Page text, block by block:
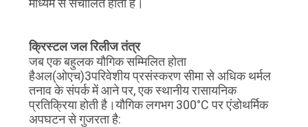
नीतिमाध्यम से संचालित होता है।
क्रिस्टल जल रिलीज तंत्र
जब एक बहुलक यौगिक सम्मिलित होता
हैअल(ओएच)3परिवेशीय प्रसंस्करण सीमा से अधिक थर्मल
तनाव के संपर्क में आने पर, एक स्थानीय रासायनिक
प्रतिक्रिया होती है।यौगिक लगभग 300°C पर एंडोथर्मिक
अपघटन से गुजरता है: